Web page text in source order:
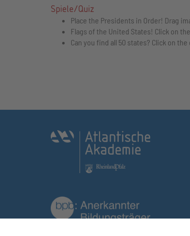
Spiele/Quiz
Place the Presidents in Order! Drag
Flags of the United States! Click on
Can you find all 50 states? Click on